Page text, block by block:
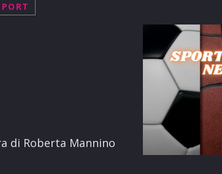
di Roberta Mannino